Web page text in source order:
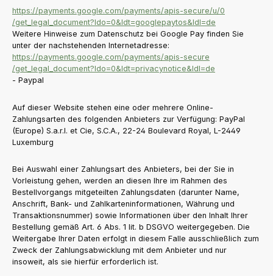
https://payments.google.com/payments/apis-secure/u/0
/get_legal_document?ldo=0&ldt=googlepaytos&ldl=de
Weitere Hinweise zum Datenschutz bei Google Pay finden Sie
unter der nachstehenden Internetadresse:
https://payments.google.com/payments/apis-secure
/get_legal_document?ldo=0&ldt=privacynotice&ldl=de
- Paypal
Auf dieser Website stehen eine oder mehrere Online-
Zahlungsarten des folgenden Anbieters zur Verfügung: PayPal
(Europe) S.a.r.l. et Cie, S.C.A., 22-24 Boulevard Royal, L-2449
Luxemburg
Bei Auswahl einer Zahlungsart des Anbieters, bei der Sie in
Vorleistung gehen, werden an diesen Ihre im Rahmen des
Bestellvorgangs mitgeteilten Zahlungsdaten (darunter Name,
Anschrift, Bank- und Zahlkarteninformationen, Währung und
Transaktionsnummer) sowie Informationen über den Inhalt Ihrer
Bestellung gemäß Art. 6 Abs. 1 lit. b DSGVO weitergegeben. Die
Weitergabe Ihrer Daten erfolgt in diesem Falle ausschließlich zum
Zweck der Zahlungsabwicklung mit dem Anbieter und nur
insoweit, als sie hierfür erforderlich ist.